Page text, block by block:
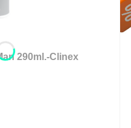
290ml.-Clinex